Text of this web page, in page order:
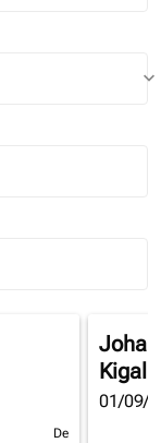
keyboard_arrow_down
De
Kigali
01/09/